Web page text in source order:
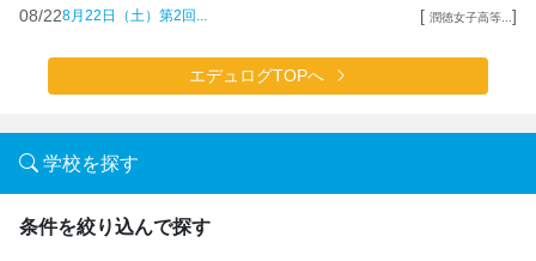
08/228月22日（土）第2回... [ 潤徳女子高等... ]
エデュログTOPへ
学校を探す
条件を絞り込んで探す